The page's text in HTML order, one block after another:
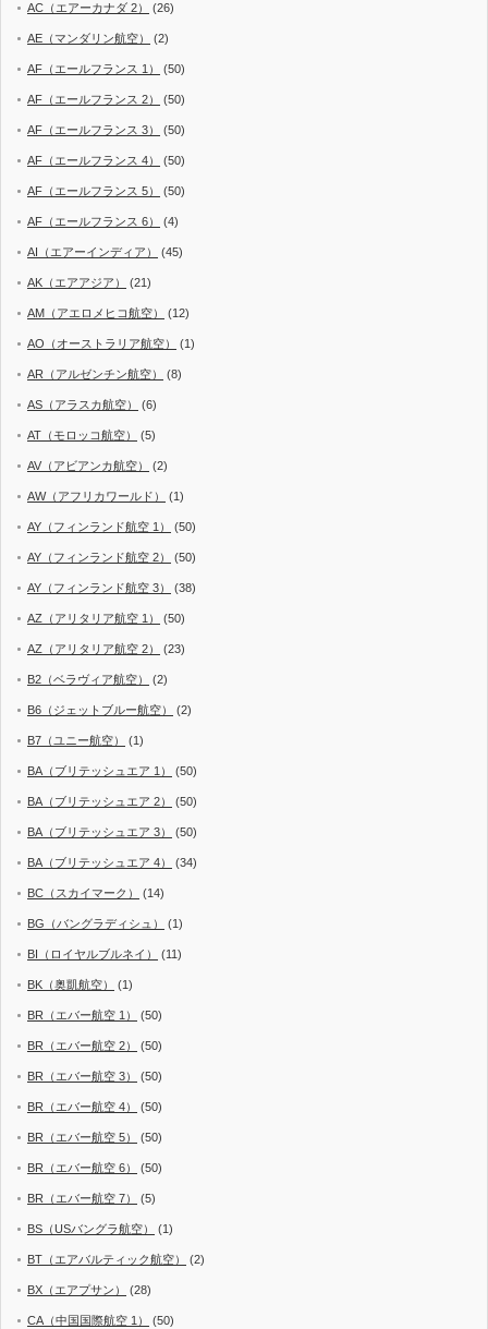
AC（エアーカナダ 2） (26)
AE（マンダリン航空） (2)
AF（エールフランス 1） (50)
AF（エールフランス 2） (50)
AF（エールフランス 3） (50)
AF（エールフランス 4） (50)
AF（エールフランス 5） (50)
AF（エールフランス 6） (4)
AI（エアーインディア） (45)
AK（エアアジア） (21)
AM（アエロメヒコ航空） (12)
AO（オーストラリア航空） (1)
AR（アルゼンチン航空） (8)
AS（アラスカ航空） (6)
AT（モロッコ航空） (5)
AV（アビアンカ航空） (2)
AW（アフリカワールド） (1)
AY（フィンランド航空 1） (50)
AY（フィンランド航空 2） (50)
AY（フィンランド航空 3） (38)
AZ（アリタリア航空 1） (50)
AZ（アリタリア航空 2） (23)
B2（ベラヴィア航空） (2)
B6（ジェットブルー航空） (2)
B7（ユニー航空） (1)
BA（ブリテッシュエア 1） (50)
BA（ブリテッシュエア 2） (50)
BA（ブリテッシュエア 3） (50)
BA（ブリテッシュエア 4） (34)
BC（スカイマーク） (14)
BG（バングラディシュ） (1)
BI（ロイヤルブルネイ） (11)
BK（奥凱航空） (1)
BR（エバー航空 1） (50)
BR（エバー航空 2） (50)
BR（エバー航空 3） (50)
BR（エバー航空 4） (50)
BR（エバー航空 5） (50)
BR（エバー航空 6） (50)
BR（エバー航空 7） (5)
BS（USバングラ航空） (1)
BT（エアバルティック航空） (2)
BX（エアプサン） (28)
CA（中国国際航空 1） (50)